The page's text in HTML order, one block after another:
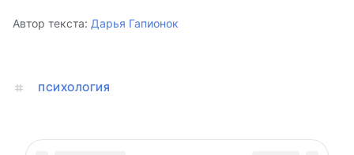
Автор текста: Дарья Гапионок
ПСИХОЛОГИЯ